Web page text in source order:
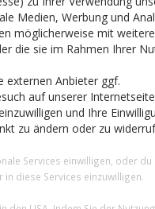
Sie sich direkt an die für
Medien, Werbung und
möglicherweise mit
die sie im Rahmen Ihrer
externen Anbieter ggf.
auf unserer
und Ihre
zu ändern oder zu
Services einwilligen, oder du
diese Services einzuwilligen.